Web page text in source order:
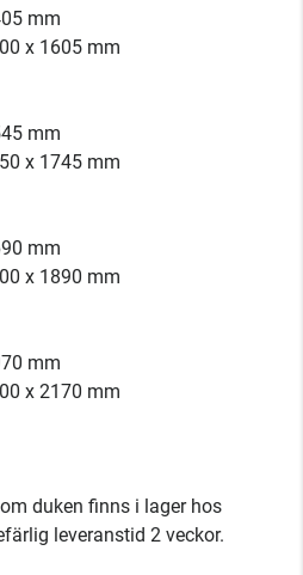
mm
x 1605 mm
mm
x 1745 mm
mm
x 1890 mm
mm
x 2170 mm
duken finns i lager hos
leveranstid 2 veckor.